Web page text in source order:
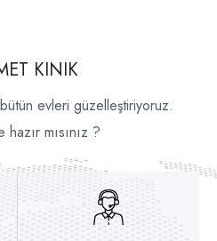
KINIK
evleri güzelleştiriyoruz.
hazır mısınız ?